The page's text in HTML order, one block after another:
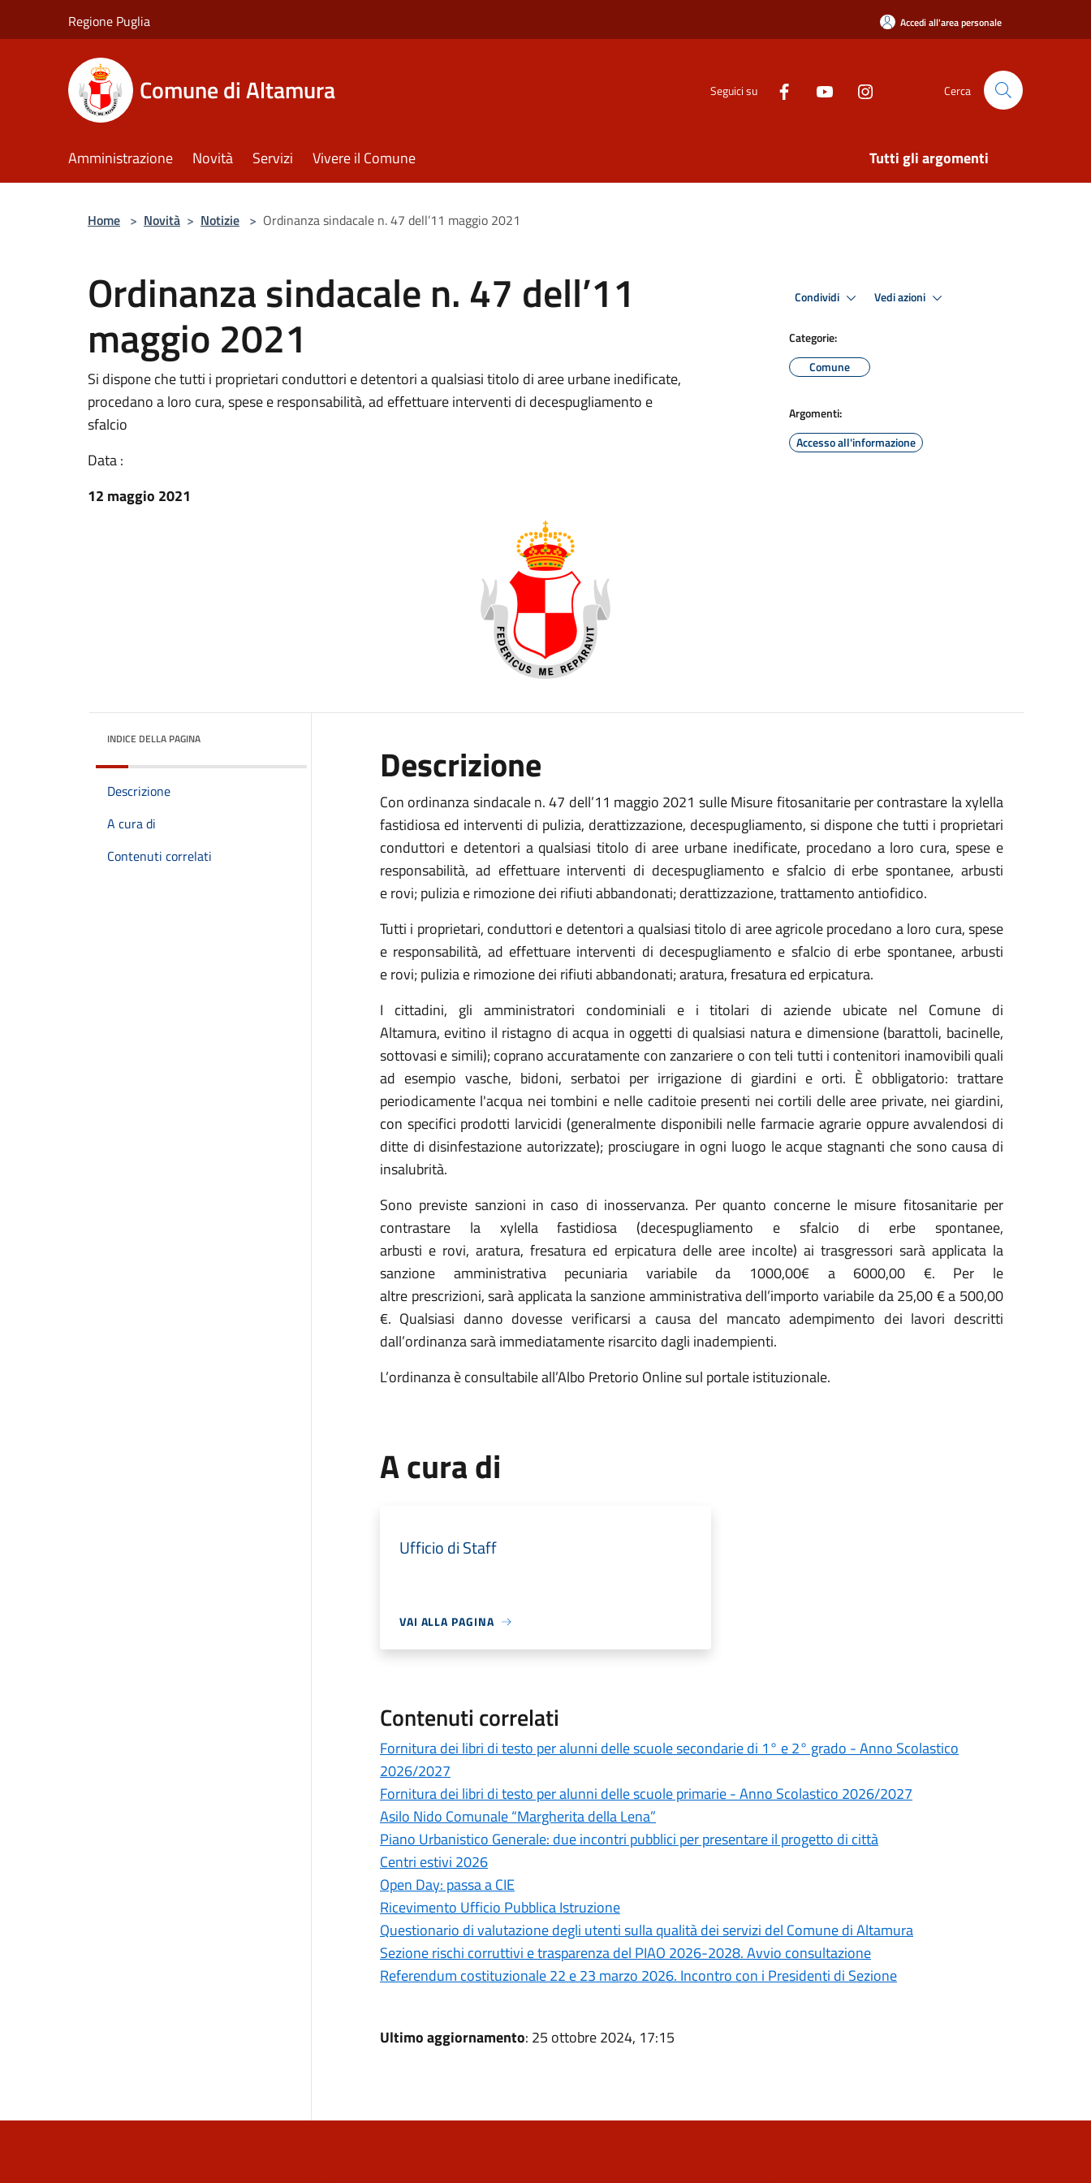
Regione Puglia Accedi all'area personale
Comune di Altamura Seguici su Cerca
Amministrazione Novità Servizi Vivere il Comune Tutti gli argomenti
Home > Novità > Notizie > Ordinanza sindacale n. 47 dell’11 maggio 2021
Ordinanza sindacale n. 47 dell’11
maggio 2021
Si dispone che tutti i proprietari conduttori e detentori a qualsiasi titolo di aree urbane inedificate,
procedano a loro cura, spese e responsabilità, ad effettuare interventi di decespugliamento e
sfalcio
Data :
12 maggio 2021
Condividi Vedi azioni
Categorie:
Comune
Argomenti:
Accesso all'informazione
INDICE DELLA PAGINA
Descrizione
A cura di
Contenuti correlati
Descrizione
Con ordinanzasindacalen. 47 dell’11 maggio 2021 sulleMisure fitosanitarie per contrastare laxylella
fastidiosa ed interventi di pulizia, derattizzazione, decespugliamento, si dispone chetutti i proprietari
conduttori e detentori a qualsiasi titolo diaree urbane inedificate, procedano a loro cura, spese e
responsabilità, ad effettuare interventi di decespugliamento e sfalcio di erbe spontanee, arbusti
erovi; pulizia e rimozione dei rifiuti abbandonati; derattizzazione, trattamento antiofidico.
Tutti i proprietari, conduttori e detentori a qualsiasi titolo di aree agricoleprocedano a loro cura, spese
e responsabilità, ad effettuare interventi di decespugliamento e sfalcio di erbe spontanee, arbusti
erovi; puliziae rimozione dei rifiuti abbandonati; aratura, fresatura ed erpicatura.
I cittadini, gli amministratori condominiali e i titolari di aziende ubicate nel Comune di
Altamura, evitino il ristagno di acqua in oggetti di qualsiasi natura e dimensione (barattoli, bacinelle,
sottovasi e simili); copranoaccuratamente con zanzariere o con teli tutti i contenitori inamovibili quali
ad esempio vasche, bidoni, serbatoi per irrigazione di giardini e orti. È obbligatorio: trattare
periodicamente l'acqua nei tombini e nelle caditoie presenti nei cortili delle aree private, nei giardini,
con specifici prodotti larvicidi (generalmente disponibili nelle farmacie agrarie oppure avvalendosi di
ditte di disinfestazione autorizzate); prosciugare in ogni luogo le acque stagnanti che sono causa di
insalubrità.
Sono previste sanzioni in caso di inosservanza. Per quanto concerne le misure fitosanitarie per
contrastare la xylella fastidiosa (decespugliamento e sfalcio di erbe spontanee,
arbusti e rovi, aratura, fresatura ed erpicatura delle aree incolte) ai trasgressori saràapplicata la
sanzione amministrativa pecuniaria variabile da 1000,00€a 6000,00 €. Per le
altre prescrizioni,saràapplicata la sanzione amministrativa dell’importo variabile da25,00 €a 500,00
€. Qualsiasi danno dovesse verificarsi a causa del mancato adempimento dei lavori descritti
dall’ordinanzasaràimmediatamente risarcito dagli inadempienti.
L’ordinanza è consultabileall’Albo Pretorio Online sul portale istituzionale.
A cura di
Ufficio di Staff
VAI ALLA PAGINA
Contenuti correlati
Fornitura dei libri di testo per alunni delle scuole secondarie di 1° e 2° grado - Anno Scolastico
2026/2027
Fornitura dei libri di testo per alunni delle scuole primarie - Anno Scolastico 2026/2027
Asilo Nido Comunale “Margherita della Lena”
Piano Urbanistico Generale: due incontri pubblici per presentare il progetto di città
Centri estivi 2026
Open Day: passa a CIE
Ricevimento Ufficio Pubblica Istruzione
Questionario di valutazione degli utenti sulla qualità dei servizi del Comune di Altamura
Sezione rischi corruttivi e trasparenza del PIAO 2026-2028. Avvio consultazione
Referendum costituzionale 22 e 23 marzo 2026. Incontro con i Presidenti di Sezione
Ultimo aggiornamento: 25 ottobre 2024, 17:15